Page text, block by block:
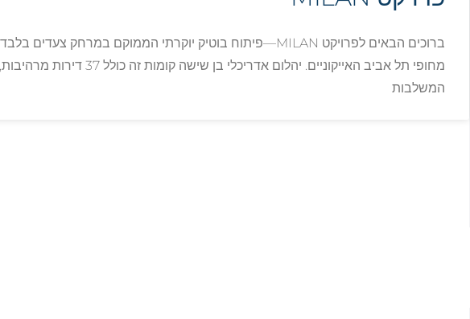
ברוכים הבאים לפרויקט MILAN—פיתוח בוטיק יוקרתי הממוקם במרחק צעדים בלבד
מחופי תל אביב האייקוניים. יהלום אדריכלי בן שישה קומות זה כולל 37 דירות מרהיבות,
המשלבות